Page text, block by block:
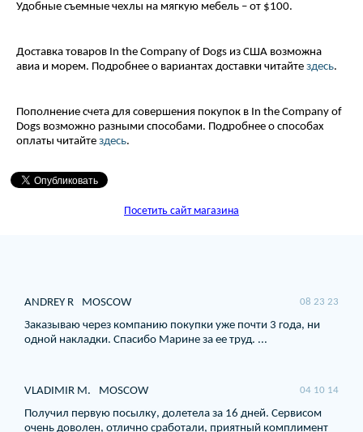
Удобные съемные чехлы на мягкую мебель – от $100.
Доставка товаров In the Company of Dogs из США возможна
авиа и морем. Подробнее о вариантах доставки читайте здесь.
Пополнение счета для совершения покупок в In the Company of
Dogs возможно разными способами. Подробнее о способах
оплаты читайте здесь.
Посетить сайт магазина
ANDREY R MOSCOW 08 23 23
Заказываю через компанию покупки уже почти 3 года, ни
одной накладки. Спасибо Марине за ее труд. ...
VLADIMIR M. MOSCOW 04 10 14
Получил первую посылку, долетела за 16 дней. Сервисом
очень доволен, отлично сработали, приятный комплимент